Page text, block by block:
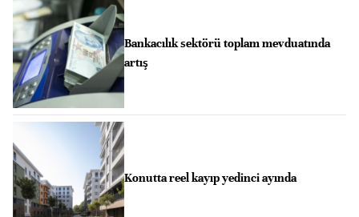
Bankacılık sektörü toplam mevduatında
artış
Konutta reel kayıp yedinci ayında